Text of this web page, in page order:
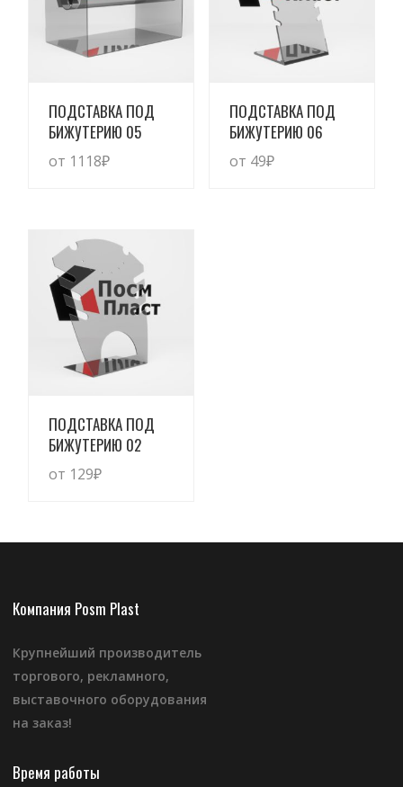
Просмотреть
ПОДСТАВКА ПОД
БИЖУТЕРИЮ 05
от 1118₽
Просмотреть
ПОДСТАВКА ПОД
БИЖУТЕРИЮ 06
от 49₽
Просмотреть
ПОДСТАВКА ПОД
БИЖУТЕРИЮ 02
от 129₽
Компания Posm Plast
Крупнейший производитель
торгового, рекламного,
выставочного оборудования
на заказ!
Время работы